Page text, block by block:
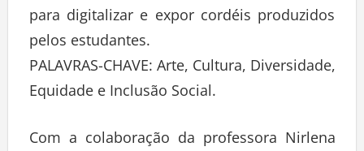
para digitalizar e expor cordéis produzidos
pelos estudantes.
PALAVRAS-CHAVE: Arte, Cultura, Diversidade,
Equidade e Inclusão Social.
Com a colaboração da professora Nirlena